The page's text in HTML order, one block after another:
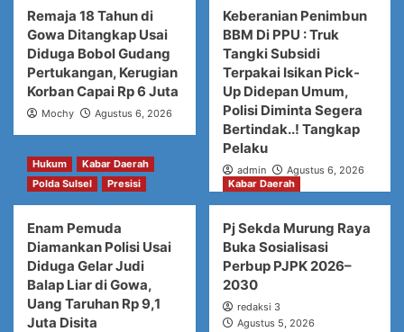
Remaja 18 Tahun di
Gowa Ditangkap Usai
Diduga Bobol Gudang
Pertukangan, Kerugian
Korban Capai Rp 6 Juta
Mochy Agustus 6, 2026
Keberanian Penimbun
BBM Di PPU : Truk
Tangki Subsidi
Terpakai Isikan Pick-
Up Didepan Umum,
Polisi Diminta Segera
Bertindak..! Tangkap
Pelaku
admin Agustus 6, 2026
Hukum
Kabar Daerah
Polda Sulsel
Presisi
Enam Pemuda
Diamankan Polisi Usai
Diduga Gelar Judi
Balap Liar di Gowa,
Uang Taruhan Rp 9,1
Juta Disita
Kabar Daerah
Pj Sekda Murung Raya
Buka Sosialisasi
Perbup PJPK 2026–
2030
redaksi 3
Agustus 5, 2026